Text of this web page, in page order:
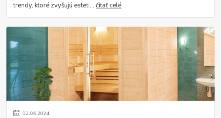
trendy, ktoré zvyšujú esteti...čítať celé
02.06.2024